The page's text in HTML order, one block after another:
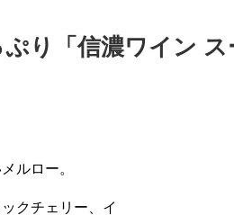
ぷり「信濃ワイン
ルロー。
クチェリー、イ